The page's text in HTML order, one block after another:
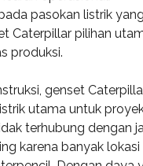
pasokan listrik
Caterpillar pilihan
produksi.
genset
utama untuk
terhubung dengan
karena banyak